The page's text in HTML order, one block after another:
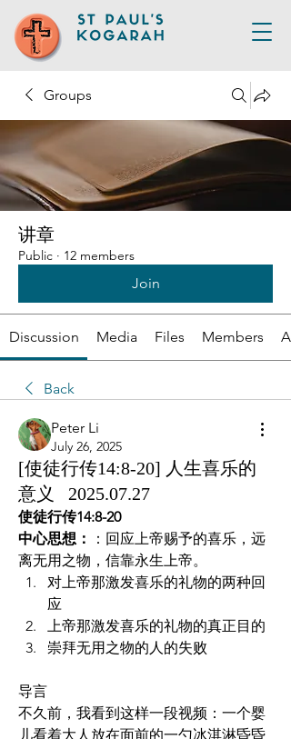
Groups
讲章
Public · 12 members
Join
Discussion Media Files Members
Back
Peter Li
July 26, 2025
[使徒行传14:8-20] 人生喜乐的
意义 2025.07.27
使徒行传14:8-20
中心思想：
：回应上帝赐予的喜乐，远
离无用之物，信靠永生上帝。
对上帝那激发喜乐的礼物的两种回
应
上帝那激发喜乐的礼物的真正目的
崇拜无用之物的人的失败
导言
不久前，我看到这样一段视频：一个婴
儿看着大人放在面前的一勺冰淇淋昏昏